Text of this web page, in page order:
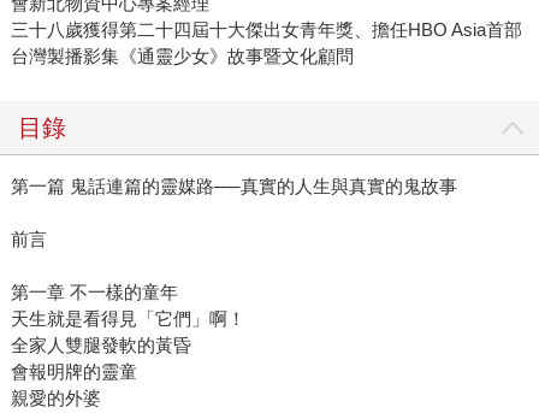
三十八歲獲得第二十四屆十大傑出女青年獎、擔任HBO Asia首部
台灣製播影集《通靈少女》故事暨文化顧問
目錄
第一篇 鬼話連篇的靈媒路──真實的人生與真實的鬼故事
前言
第一章 不一樣的童年
天生就是看得見「它們」啊！
全家人雙腿發軟的黃昏
會報明牌的靈童
親愛的外婆